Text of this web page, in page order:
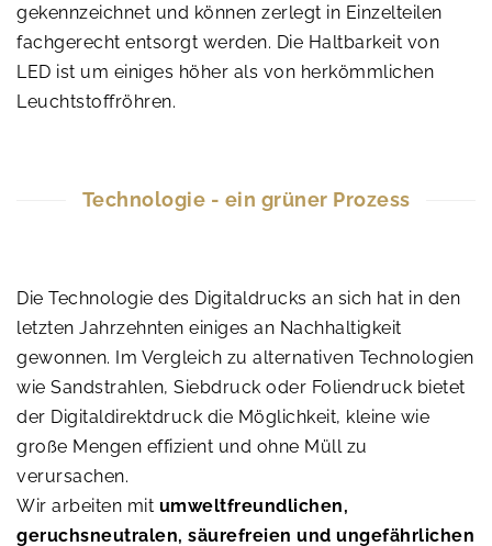
gekennzeichnet und können zerlegt in Einzelteilen
fachgerecht entsorgt werden. Die Haltbarkeit von
LED ist um einiges höher als von herkömmlichen
Leuchtstoffröhren.
Technologie - ein grüner Prozess
Die Technologie des Digitaldrucks an sich hat in den
letzten Jahrzehnten einiges an Nachhaltigkeit
gewonnen. Im Vergleich zu alternativen Technologien
wie Sandstrahlen, Siebdruck oder Foliendruck bietet
der Digitaldirektdruck die Möglichkeit, kleine wie
große Mengen effizient und ohne Müll zu
verursachen.
Wir arbeiten mit umweltfreundlichen,
geruchsneutralen, säurefreien und ungefährlichen